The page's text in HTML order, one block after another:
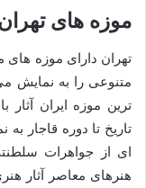
موزه های
تهران دارای موزه
متنوعی را به نمایش
ترین موزه ایران آثار
تاریخ تا دوره قاجار
ای از جواهرات
هنرهای معاصر آثار